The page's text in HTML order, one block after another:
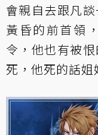
會親自去跟凡
黃昏的前首領
令，他也有被
死，他死的話姐